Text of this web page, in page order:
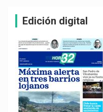
Edición digital